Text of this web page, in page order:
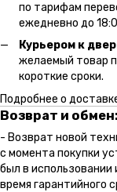
по тарифам
ежедневно до
Курьером к
желаемый товар
короткие сроки.
Подробнее о
Возврат и обмен:
- Возврат новой
с момента покупки
был в использовании
время гарантийного